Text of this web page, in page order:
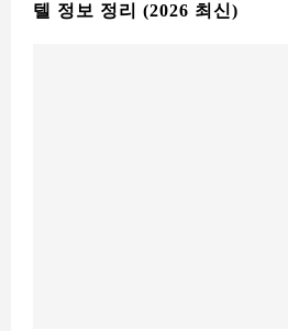
텔 정보 정리 (2026 최신)